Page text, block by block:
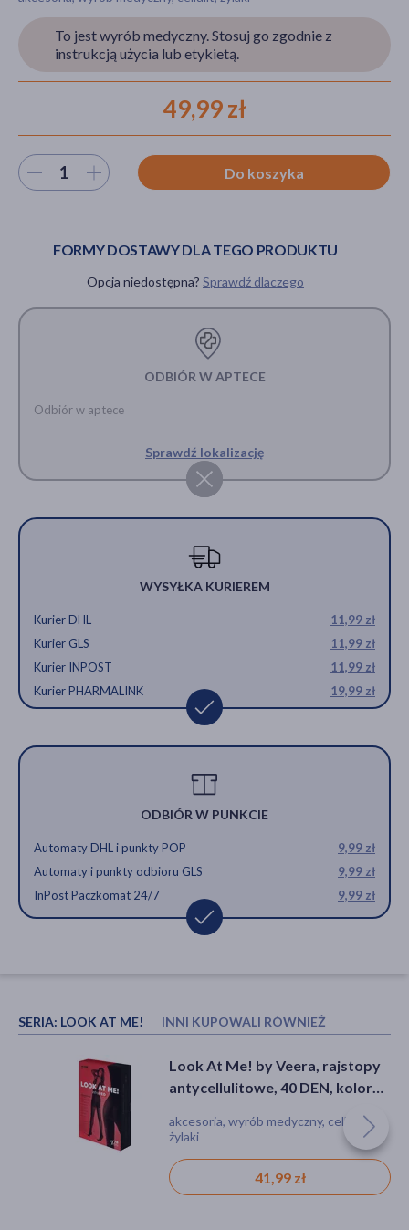
To jest wyrób medyczny. Stosuj go zgodnie z
instrukcją użycia lub etykietą.
49,99 zł
Wybierz ilość Do koszyka
FORMY DOSTAWY DLA TEGO PRODUKTU
Opcja niedostępna? Sprawdź dlaczego
ODBIÓR W APTECE
Odbiór w aptece
Sprawdź lokalizację
WYSYŁKA KURIEREM
Kurier DHL
11,99 zł
Kurier GLS
11,99 zł
Kurier INPOST
11,99 zł
Kurier PHARMALINK
19,99 zł
ODBIÓR W PUNKCIE
Automaty DHL i punkty POP
9,99 zł
Automaty i punkty odbioru GLS
9,99 zł
InPost Paczkomat 24/7
9,99 zł
SERIA: LOOK AT ME! INNI KUPOWALI RÓWNIEŻ
Look At Me! by Veera,
antycellulitowe rajstopy Push-
rozmiar S
akcesoria, wyrób medyczny, cellulit,
żylaki, wiotkość skóry
67,99 zł
Look At Me! by Veera, rajstopy
antycellulitowe, 40 DEN, kolor
akcesoria, wyrób medyczny, cellulit,
żylaki
41,99 zł